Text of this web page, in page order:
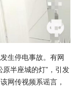
生停电事故。有网
半座城的灯”，引发
网传视频系谣言，